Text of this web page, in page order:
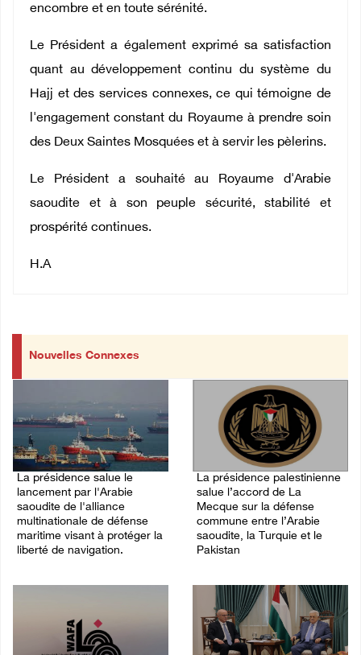
encombre et en toute sérénité.
Le Président a également exprimé sa satisfaction
quant au développement continu du système du
Hajj et des services connexes, ce qui témoigne de
l'engagement constant du Royaume à prendre soin
des Deux Saintes Mosquées et à servir les pèlerins.
Le Président a souhaité au Royaume d'Arabie
saoudite et à son peuple sécurité, stabilité et
prospérité continues.
H.A
Nouvelles Connexes
La présidence salue le
lancement par l'Arabie
saoudite de l'alliance
multinationale de défense
maritime visant à protéger la
liberté de navigation.
La présidence palestinienne
salue l’accord de La
Mecque sur la défense
commune entre l’Arabie
saoudite, la Turquie et le
Pakistan